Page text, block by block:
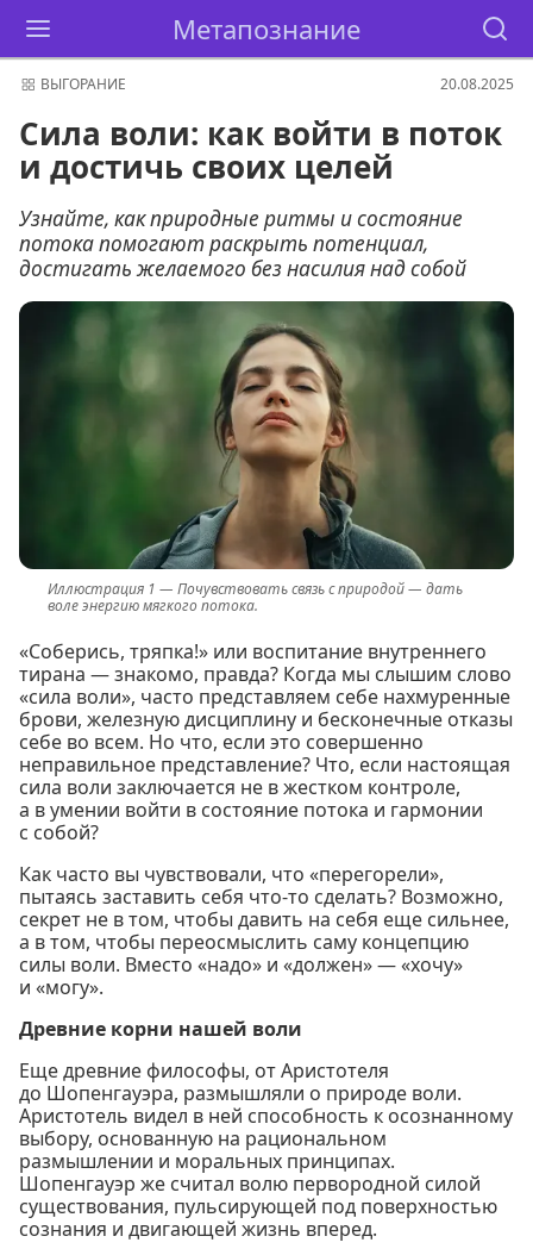
Метапознание
ВЫГОРАНИЕ 20.08.2025
Сила воли: как войти в поток
и достичь своих целей
Узнайте, как природные ритмы и состояние
потока помогают раскрыть потенциал,
достигать желаемого без насилия над собой
Почувствовать связь с природой — дать
воле энергию мягкого потока.
«Соберись, тряпка!» или воспитание внутреннего
тирана — знакомо, правда? Когда мы слышим слово
«сила воли», часто представляем себе нахмуренные
брови, железную дисциплину и бесконечные отказы
себе во всем. Но что, если это совершенно
неправильное представление? Что, если настоящая
сила воли заключается не в жестком контроле,
а в умении войти в состояние потока и гармонии
с собой?
Как часто вы чувствовали, что «перегорели»,
пытаясь заставить себя что-то сделать? Возможно,
секрет не в том, чтобы давить на себя еще сильнее,
а в том, чтобы переосмыслить саму концепцию
силы воли. Вместо «надо» и «должен» — «хочу»
и «могу».
Древние корни нашей воли
Еще древние философы, от Аристотеля
до Шопенгауэра, размышляли о природе воли.
Аристотель видел в ней способность к осознанному
выбору, основанную на рациональном
размышлении и моральных принципах.
Шопенгауэр же считал волю первородной силой
существования, пульсирующей под поверхностью
сознания и двигающей жизнь вперед.